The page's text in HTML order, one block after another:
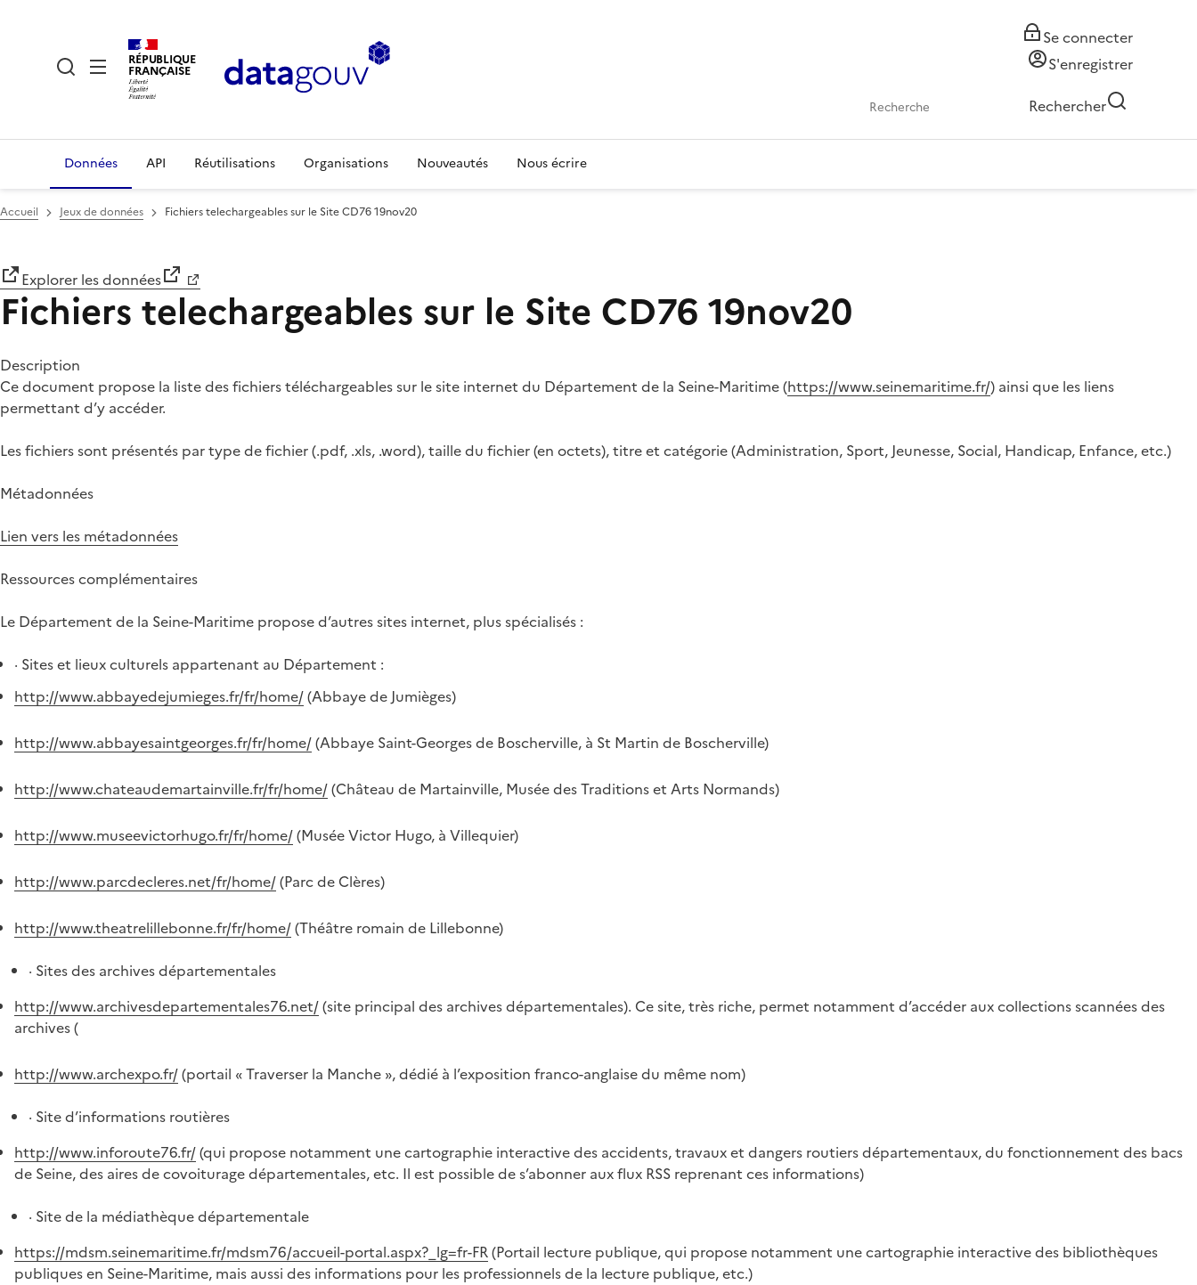
RÉPUBLIQUE
FRANÇAISE
Se connecter
S'enregistrer
Rechercher
Données API Réutilisations Organisations Nouveautés Nous écrire
Accueil Jeux de données Fichiers telechargeables sur le Site CD76 19nov20
Explorer les données
Fichiers telechargeables sur le Site CD76 19nov20
Description
Ce document propose la liste des fichiers téléchargeables sur le site internet du Département de la Seine-Maritime (https://www.seinemaritime.fr/) ainsi que les liens
permettant d’y accéder.
Les fichiers sont présentés par type de fichier (.pdf, .xls, .word), taille du fichier (en octets), titre et catégorie (Administration, Sport, Jeunesse, Social, Handicap, Enfance, etc.)
Métadonnées
Lien vers les métadonnées
Ressources complémentaires
Le Département de la Seine-Maritime propose d’autres sites internet, plus spécialisés :
· Sites et lieux culturels appartenant au Département :
http://www.abbayedejumieges.fr/fr/home/(Abbaye de Jumièges)
http://www.abbayesaintgeorges.fr/fr/home/(Abbaye Saint-Georges de Boscherville, à St Martin de Boscherville)
http://www.chateaudemartainville.fr/fr/home/(Château de Martainville, Musée des Traditions et Arts Normands)
http://www.museevictorhugo.fr/fr/home/(Musée Victor Hugo, à Villequier)
http://www.parcdecleres.net/fr/home/(Parc de Clères)
http://www.theatrelillebonne.fr/fr/home/(Théâtre romain de Lillebonne)
· Sites des archives départementales
http://www.archivesdepartementales76.net/(site principal des archives départementales). Ce site, très riche, permet notamment d’accéder aux collections scannées des
archives (
http://www.archexpo.fr/(portail « Traverser la Manche », dédié à l’exposition franco-anglaise du même nom)
· Site d’informations routières
http://www.inforoute76.fr/(qui propose notamment une cartographie interactive des accidents, travaux et dangers routiers départementaux, du fonctionnement des bacs
de Seine, des aires de covoiturage départementales, etc. Il est possible de s’abonner aux flux RSS reprenant ces informations)
· Site de la médiathèque départementale
https://mdsm.seinemaritime.fr/mdsm76/accueil-portal.aspx?_lg=fr-FR(Portail lecture publique, qui propose notamment une cartographie interactive des bibliothèques
publiques en Seine-Maritime, mais aussi des informations pour les professionnels de la lecture publique, etc.)